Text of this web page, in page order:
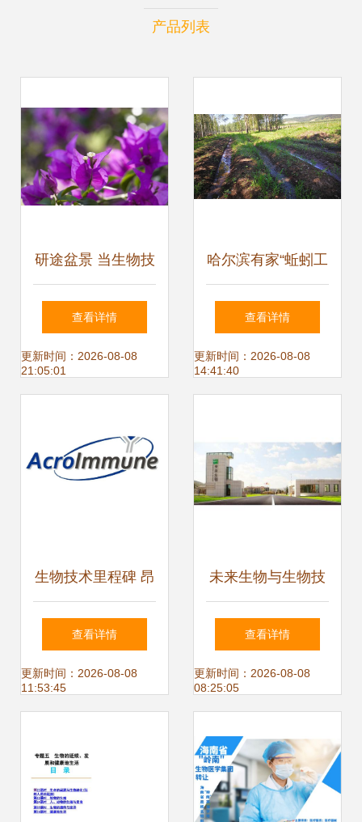
产品列表
研途盆景 当生物技
术遇上园艺，如何
构筑你的学术花园
查看详情
更新时间：2026-08-08
21:05:01
哈尔滨有家“蚯蚓工
厂” 日食垃圾6吨
查看详情
更新时间：2026-08-08
14:41:40
生物技术里程碑 昂
科免疫联合创始人
郑盼博士当选美国
查看详情
更新时间：2026-08-08
11:53:45
未来生物与生物技
术开发 探索生命的
无限可能
查看详情
更新时间：2026-08-08
08:25:05